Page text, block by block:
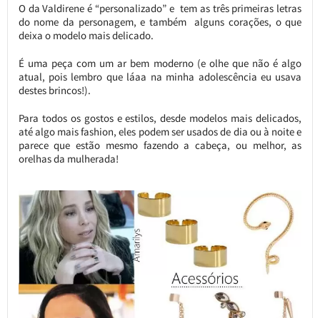
O da Valdirene é “personalizado” e tem as três primeiras letras
do nome da personagem, e também alguns corações, o que
deixa o modelo mais delicado.
É uma peça com um ar bem moderno (e olhe que não é algo
atual, pois lembro que láaa na minha adolescência eu usava
destes brincos!).
Para todos os gostos e estilos, desde modelos mais delicados,
até algo mais fashion, eles podem ser usados de dia ou à noite e
parece que estão mesmo fazendo a cabeça, ou melhor, as
orelhas da mulherada!